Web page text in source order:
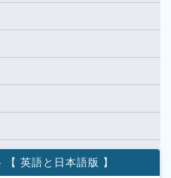
英語と日本語版 】